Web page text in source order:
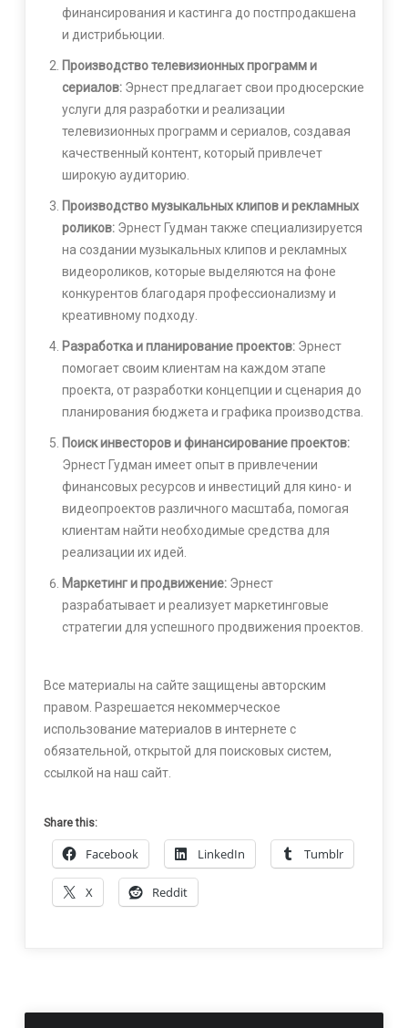
финансирования и кастинга до постпродакшена
и дистрибьюции.
Производство телевизионных программ и
сериалов:Эрнест предлагает свои продюсерские
услуги для разработки и реализации
телевизионных программ и сериалов, создавая
качественный контент, который привлечет
широкую аудиторию.
Производство музыкальных клипов и рекламных
роликов:Эрнест Гудман также специализируется
на создании музыкальных клипов и рекламных
видеороликов, которые выделяются на фоне
конкурентов благодаря профессионализму и
креативному подходу.
Разработка и планирование проектов:Эрнест
помогает своим клиентам на каждом этапе
проекта, от разработки концепции и сценария до
планирования бюджета и графика производства.
Поиск инвесторов и финансирование проектов:
Эрнест Гудман имеет опыт в привлечении
финансовых ресурсов и инвестиций для кино- и
видеопроектов различного масштаба, помогая
клиентам найти необходимые средства для
реализации их идей.
Маркетинг и продвижение:Эрнест
разрабатывает и реализует маркетинговые
стратегии для успешного продвижения проектов.
Все материалы на сайте защищены авторским
правом. Разрешается некоммерческое
использование материалов в интернете с
обязательной, открытой для поисковых систем,
ссылкой на наш сайт.
Share this:
Facebook LinkedIn Tumblr
X Reddit